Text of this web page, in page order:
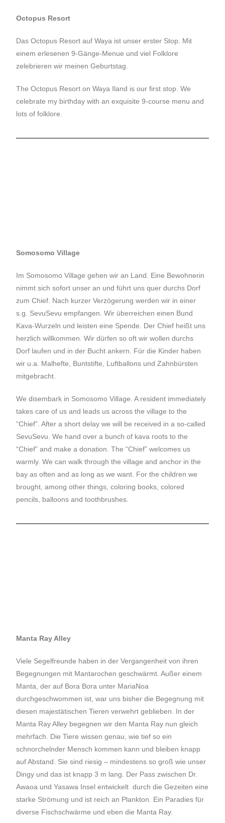
Octopus Resort
Das Octopus Resort auf Waya ist unser erster Stop. Mit
einem erlesenen 9-Gänge-Menue und viel Folklore
zelebrieren wir meinen Geburtstag.
The Octopus Resort on Waya Iland is our first stop. We
celebrate my birthday with an exquisite 9-course menu and
lots of folklore.
Somosomo Village
Im Somosomo Village gehen wir an Land. Eine Bewohnerin
nimmt sich sofort unser an und führt uns quer durchs Dorf
zum Chief. Nach kurzer Verzögerung werden wir in einer
s.g. SevuSevu empfangen. Wir überreichen einen Bund
Kava-Wurzeln und leisten eine Spende. Der Chief heißt uns
herzlich willkommen. Wir dürfen so oft wir wollen durchs
Dorf laufen und in der Bucht ankern. Für die Kinder haben
wir u.a. Malhefte, Buntstifte, Luftballons und Zahnbürsten
mitgebracht.
We disembark in Somosomo Village. A resident immediately
takes care of us and leads us across the village to the
“Chief”. After a short delay we will be received in a so-called
SevuSevu. We hand over a bunch of kava roots to the
“Chief” and make a donation. The “Chief” welcomes us
warmly. We can walk through the village and anchor in the
bay as often and as long as we want. For the children we
brought, among other things, coloring books, colored
pencils, balloons and toothbrushes.
Manta Ray Alley
Viele Segelfreunde haben in der Vergangenheit von ihren
Begegnungen mit Mantarochen geschwärmt. Außer einem
Manta, der auf Bora Bora unter MariaNoa
durchgeschwommen ist, war uns bisher die Begegnung mit
diesen majestätischen Tieren verwehrt geblieben. In der
Manta Ray Alley begegnen wir den Manta Ray nun gleich
mehrfach. Die Tiere wissen genau, wie tief so ein
schnorchelnder Mensch kommen kann und bleiben knapp
auf Abstand. Sie sind riesig – mindestens so groß wie unser
Dingy und das ist knapp 3 m lang. Der Pass zwischen Dr.
Awaoa und Yasawa Insel entwickelt durch die Gezeiten eine
starke Strömung und ist reich an Plankton. Ein Paradies für
diverse Fischschwärme und eben die Manta Ray.